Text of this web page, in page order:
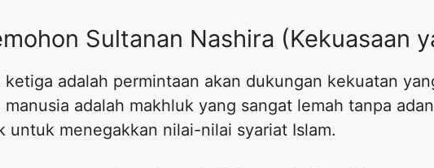
Sultanan Nashira (Kekuasaan
ketiga adalah permintaan akan dukungan kekuatan
manusia adalah makhluk yang sangat lemah tanpa
untuk menegakkan nilai-nilai syariat Islam.